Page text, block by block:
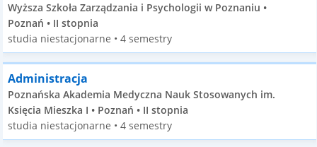
Wyższa Szkoła Zarządzania i Psychologii w Poznaniu •
Poznań • II stopnia
studia niestacjonarne • 4 semestry
Administracja
Poznańska Akademia Medyczna Nauk Stosowanych im.
Księcia Mieszka I • Poznań • II stopnia
studia niestacjonarne • 4 semestry